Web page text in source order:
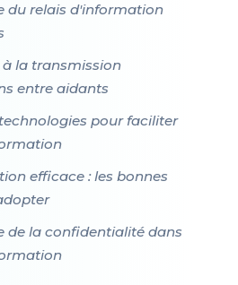
du relais d'information
à la transmission
entre aidants
pour faciliter
efficace : les bonnes
de la confidentialité dans